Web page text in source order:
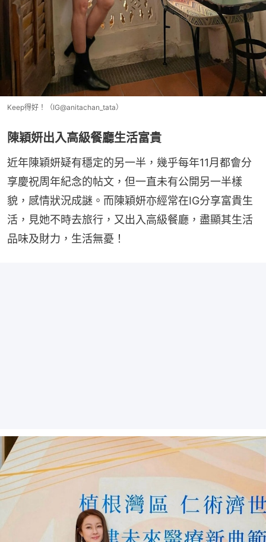
Keep得好！（IG@anitachan_tata）
陳穎妍出入高級餐廳生活富貴
近年陳穎妍疑有穩定的另一半，幾乎每年11月都會分
享慶祝周年紀念的帖文，但一直未有公開另一半樣
貌，感情狀況成謎。而陳穎妍亦經常在IG分享富貴生
活，見她不時去旅行，又出入高級餐廳，盡顯其生活
品味及財力，生活無憂！